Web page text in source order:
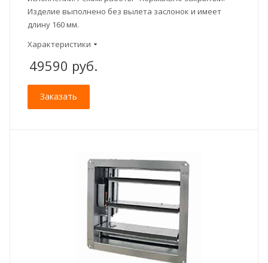
Изделие выполнено без вылета заслонок и имеет
длину 160 мм.
Характеристики
49590 руб.
Заказать